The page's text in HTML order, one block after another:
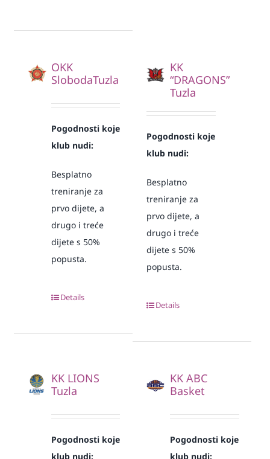
OKK
SlobodaTuzla
Pogodnosti koje
klub nudi:
Besplatno
treniranje za
prvo dijete, a
drugo i treće
dijete s 50%
popusta.
Details
KK
“DRAGONS”
Tuzla
Pogodnosti koje
klub nudi:
Besplatno
treniranje za
prvo dijete, a
drugo i treće
dijete s 50%
popusta.
Details
KK LIONS
Tuzla
Pogodnosti koje
klub nudi:
KK ABC
Basket
Pogodnosti koje
klub nudi: